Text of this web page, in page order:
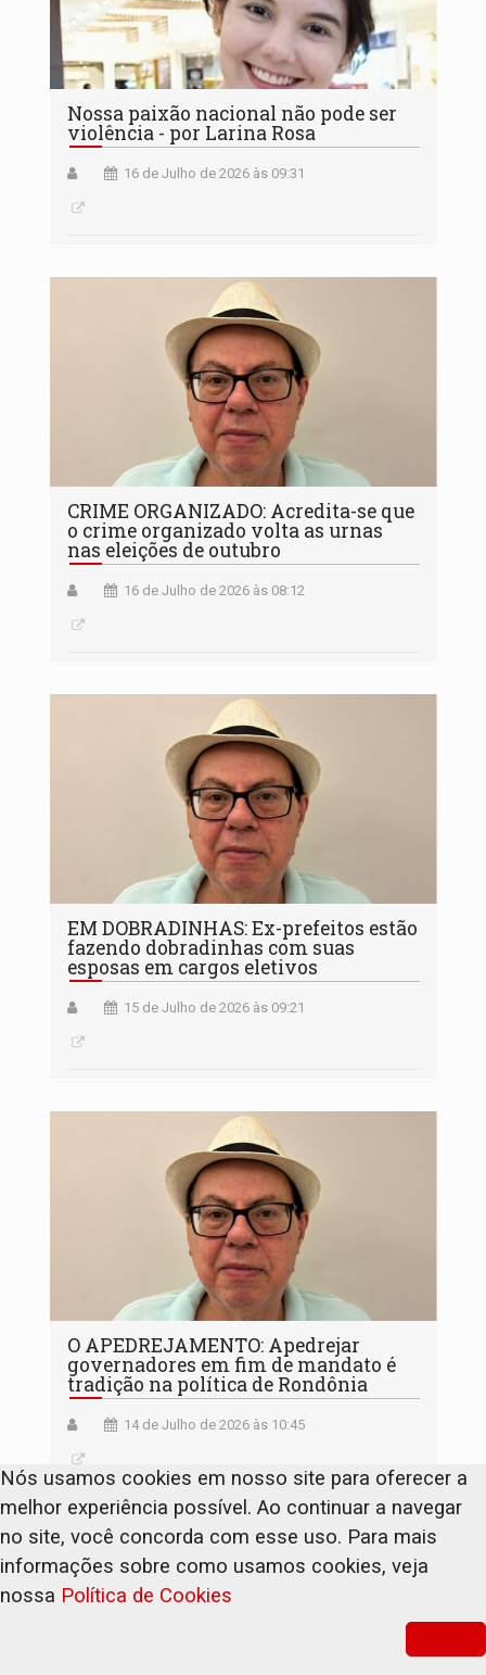
Nossa paixão nacional não pode ser
violência - por Larina Rosa
16 de Julho de 2026 às 09:31
CRIME ORGANIZADO: Acredita-se que
o crime organizado volta as urnas
nas eleições de outubro
16 de Julho de 2026 às 08:12
EM DOBRADINHAS: Ex-prefeitos estão
fazendo dobradinhas com suas
esposas em cargos eletivos
15 de Julho de 2026 às 09:21
O APEDREJAMENTO: Apedrejar
governadores em fim de mandato é
tradição na política de Rondônia
14 de Julho de 2026 às 10:45
Nós usamos cookies em nosso site para oferecer a
melhor experiência possível. Ao continuar a navegar
no site, você concorda com esse uso. Para mais
informações sobre como usamos cookies, veja
nossa Política de Cookies